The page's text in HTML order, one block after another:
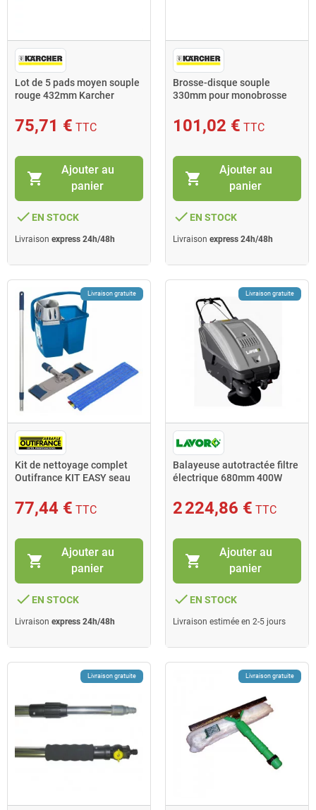
Lot de 5 pads moyen souple
rouge 432mm Karcher
75,71 € TTC
shopping_cart
Ajouter au
panier
done EN STOCK
Livraison express 24h/48h
Brosse-disque souple
330mm pour monobrosse
101,02 € TTC
shopping_cart
Ajouter au
panier
done EN STOCK
Livraison express 24h/48h
Livraison gratuite
Kit de nettoyage complet
Outifrance KIT EASY seau
77,44 € TTC
shopping_cart
Ajouter au
panier
done EN STOCK
Livraison express 24h/48h
Livraison gratuite
Balayeuse autotractée filtre
électrique 680mm 400W
2 224,86 € TTC
shopping_cart
Ajouter au
panier
done EN STOCK
Livraison estimée en 2-5 jours
Livraison gratuite Livraison gratuite